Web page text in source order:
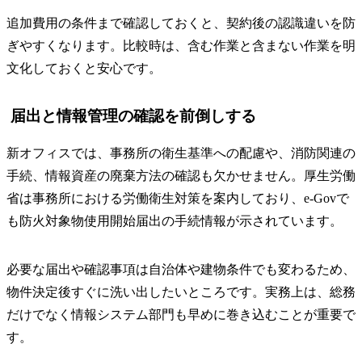
追加費用の条件まで確認しておくと、契約後の認識違いを防
ぎやすくなります。比較時は、含む作業と含まない作業を明
文化しておくと安心です。
届出と情報管理の確認を前倒しする
新オフィスでは、事務所の衛生基準への配慮や、消防関連の
手続、情報資産の廃棄方法の確認も欠かせません。厚生労働
省は事務所における労働衛生対策を案内しており、e-Govで
も防火対象物使用開始届出の手続情報が示されています。
必要な届出や確認事項は自治体や建物条件でも変わるため、
物件決定後すぐに洗い出したいところです。実務上は、総務
だけでなく情報システム部門も早めに巻き込むことが重要で
す。